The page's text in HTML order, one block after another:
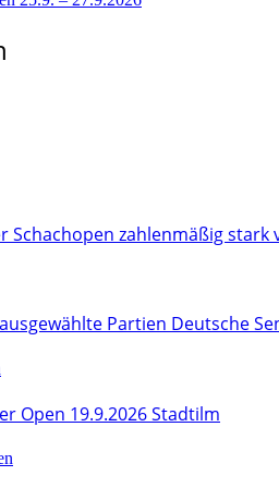
Schachopen zahlenmäßig stark
Partien Deutsche
Open 19.9.2026 Stadtilm